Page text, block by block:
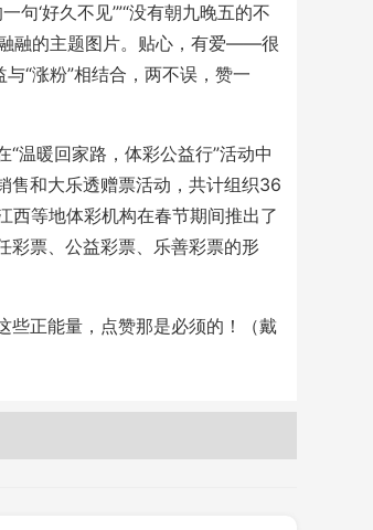
句‘好久不见’”“没有朝九晚五的不
融的主题图片。贴心，有爱——很
“涨粉”相结合，两不误，赞一
暖回家路，体彩公益行”活动中
售和大乐透赠票活动，共计组织36
西等地体彩机构在春节期间推出了
彩票、公益彩票、乐善彩票的形
正能量，点赞那是必须的！（戴